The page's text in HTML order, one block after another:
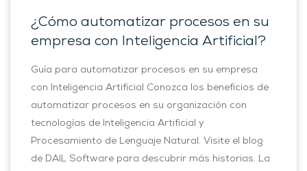
¿Cómo automatizar procesos en su
empresa con Inteligencia Artificial?
Guía para automatizar procesos en su empresa
con Inteligencia Artificial Conozca los beneficios de
automatizar procesos en su organización con
tecnologías de Inteligencia Artificial y
Procesamiento de Lenguaje Natural. Visite el blog
de DAIL Software para descubrir más historias. La